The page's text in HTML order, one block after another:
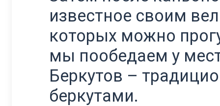
известное своим
которых можно
мы пообедаем у
Беркутов –
беркутами.